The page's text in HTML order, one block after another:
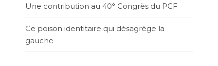
Une contribution au 40° Congrès du PCF
Ce poison identitaire qui désagrège la
gauche